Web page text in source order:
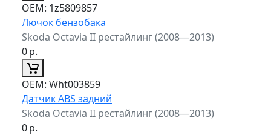
ОЕМ: 1z5809857
Лючок бензобака
Skoda Octavia II рестайлинг (2008—2013)
0р.
ОЕМ: Wht003859
Датчик ABS задний
Skoda Octavia II рестайлинг (2008—2013)
0р.